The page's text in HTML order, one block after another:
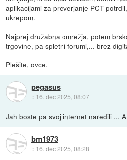
aplikacijami za preverjanje PCT
ukrepom.
Najprej družabna omrežja, potem
trgovine, pa spletni forumi,... brez
Plešite, ovce.
pegasus
:: 16. dec 2025, 08:07
Jah boste pa svoj internet naredili ...
bm1973
:: 16. dec 2025, 08:28